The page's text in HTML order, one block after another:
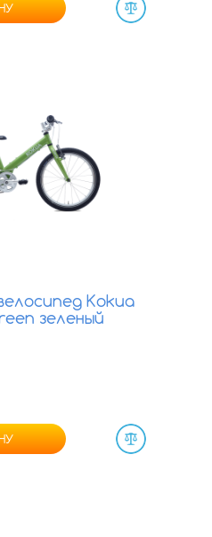
Kokua
зеленый